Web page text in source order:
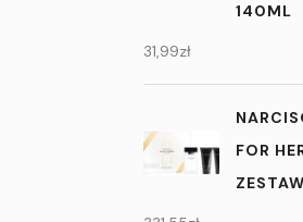
140ML
31,99zł
FOR
ZESTAW